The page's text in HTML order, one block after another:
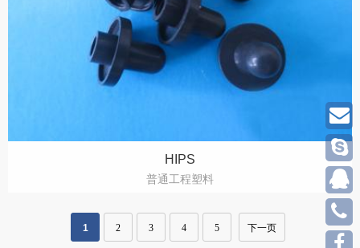
HIPS
普通工程塑料
1 2 3 4 5 下一页